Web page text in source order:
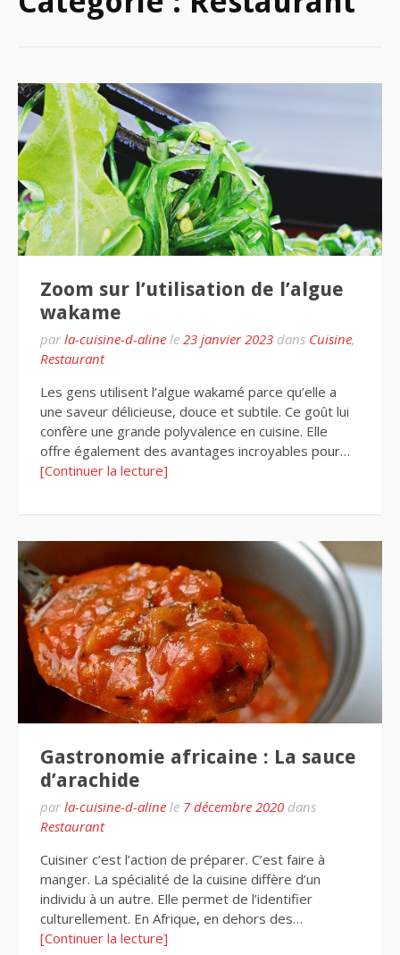
Zoom sur l’utilisation de l’algue
wakame
par la-cuisine-d-aline le 23 janvier 2023 dans Cuisine,
Restaurant
Les gens utilisent l’algue wakamé parce qu’elle a
une saveur délicieuse, douce et subtile. Ce goût lui
confère une grande polyvalence en cuisine. Elle
offre également des avantages incroyables pour…
[Continuer la lecture]
Gastronomie africaine : La sauce
d’arachide
par la-cuisine-d-aline le 7 décembre 2020 dans
Restaurant
Cuisiner c’est l’action de préparer. C’est faire à
manger. La spécialité de la cuisine diffère d’un
individu à un autre. Elle permet de l’identifier
culturellement. En Afrique, en dehors des…
[Continuer la lecture]